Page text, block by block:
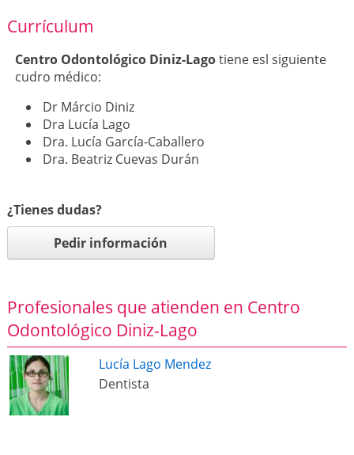
Currículum
Centro Odontológico Diniz-Lagotiene esl siguiente
cudro médico:
Dr Márcio Diniz
Dra Lucía Lago
Dra. Lucía García-Caballero
Dra. Beatriz Cuevas Durán
¿Tienes dudas?
Pedir información
Profesionales que atienden en Centro
Odontológico Diniz-Lago
Lucía Lago Mendez
Dentista